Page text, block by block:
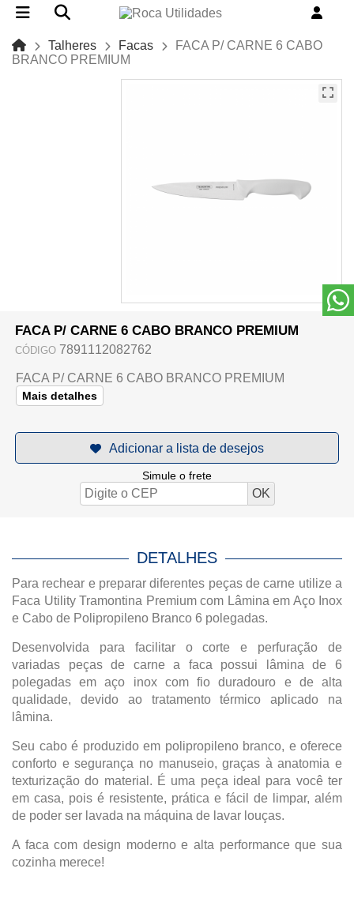
Talheres Facas
FACA P/ CARNE 6 CABO
BRANCO PREMIUM
FACA P/ CARNE 6 CABO BRANCO PREMIUM
CÓDIGO 7891112082762
FACA P/ CARNE 6 CABO BRANCO PREMIUM
Mais detalhes
Simule o frete
DETALHES
Para rechear e preparar diferentes peças de carne utilize a
Faca Utility Tramontina Premium com Lâmina em Aço Inox
e Cabo de Polipropileno Branco 6 polegadas.
Desenvolvida para facilitar o corte e perfuração de
variadas peças de carne a faca possui lâmina de 6
polegadas em aço inox com fio duradouro e de alta
qualidade, devido ao tratamento térmico aplicado na
lâmina.
Seu cabo é produzido em polipropileno branco, e oferece
conforto e segurança no manuseio, graças à anatomia e
texturização do material. É uma peça ideal para você ter
em casa, pois é resistente, prática e fácil de limpar, além
de poder ser lavada na máquina de lavar louças.
A faca com design moderno e alta performance que sua
cozinha merece!